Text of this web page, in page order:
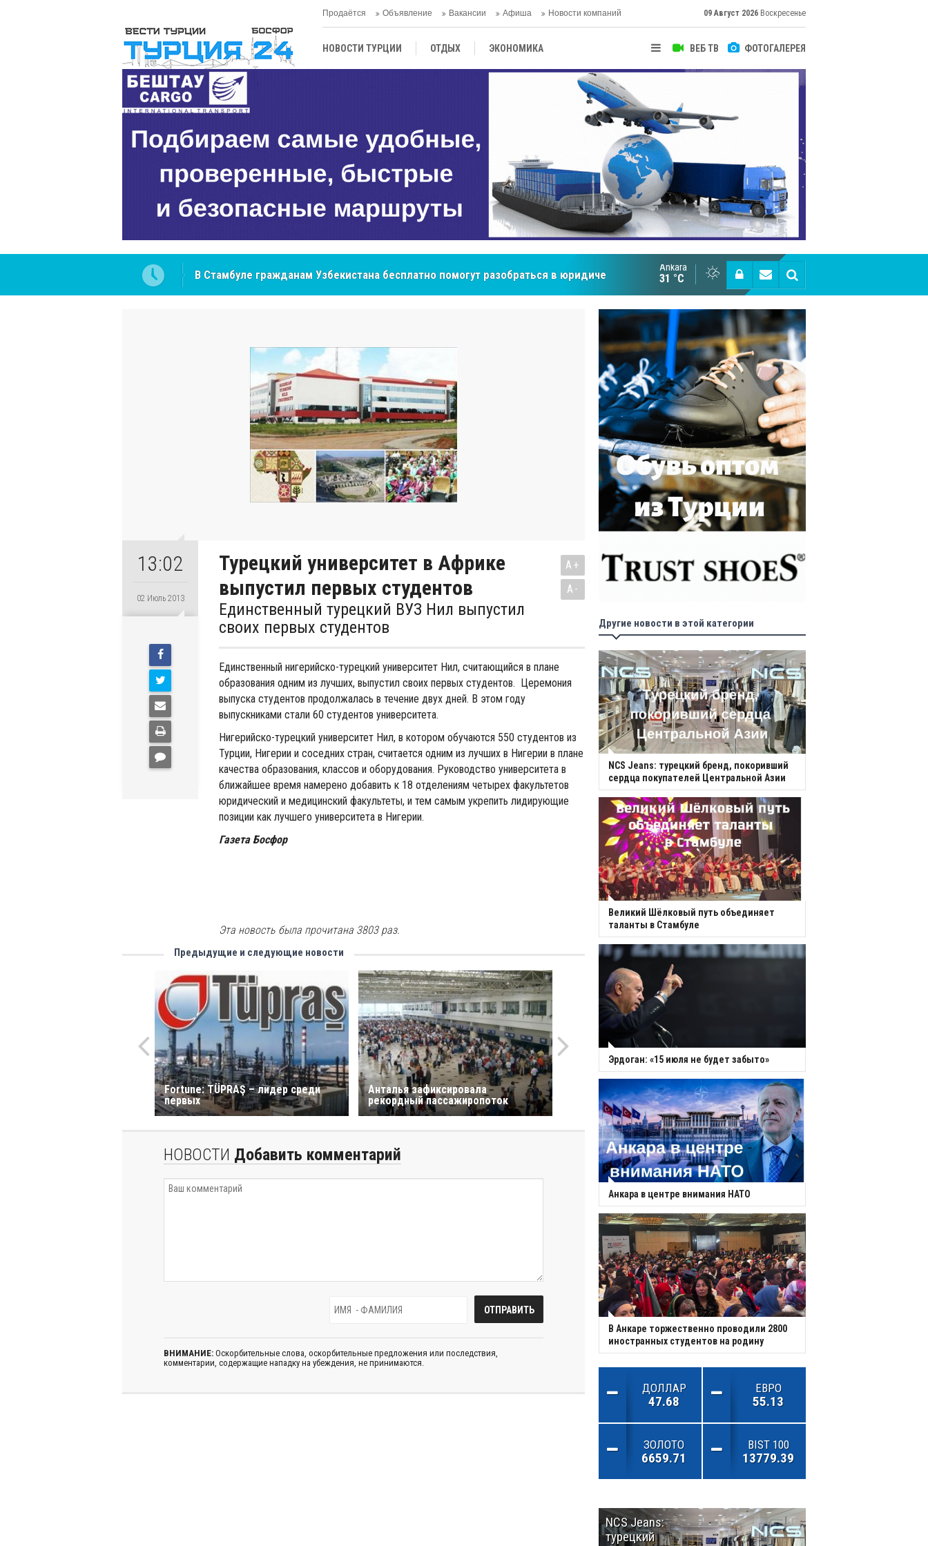
Продаётся Объявление Вакансии Афиша Новости компаний 09 Август 2026 Воскресенье
ВЕБ ТВ ФОТОГАЛЕРЕЯ
НОВОСТИ ТУРЦИИ ОТДЫХ ЭКОНОМИКА
ЦЕНТРАЛЬНАЯ АЗИЯ
В Стамбуле гражданам Узбекистана бесплатно помогут разобраться в юридических
NCS Jeans: турецкий бренд, покоривший сердца покупателей Центральной Азии
Cottonhill покоряет мировые рынки
Ankara
31 °C
13:02
02 Июль 2013
Турецкий университет в Африке
выпустил первых студентов
Единственный турецкий ВУЗ Нил выпустил
своих первых студентов
A+
A-
Единственный нигерийско-турецкий университет Нил, считающийся в плане
образования одним из лучших, выпустил своих первых студентов. Церемония
выпуска студентов продолжалась в течение двух дней. В этом году
выпускниками стали 60 студентов университета.
Нигерийско-турецкий университет Нил, в котором обучаются 550 студентов из
Турции, Нигерии и соседних стран, считается одним из лучших в Нигерии в плане
качества образования, классов и оборудования. Руководство университета в
ближайшее время намерено добавить к 18 отделениям четырех факультетов
юридический и медицинский факультеты, и тем самым укрепить лидирующие
позиции как лучшего университета в Нигерии.
Газета Босфор
Эта новость была прочитана 3803 раз.
Предыдущие и следующие новости
Fortune: TÜPRAŞ – лидер среди
первых
Анталья зафиксировала
рекордный пассажиропоток
НОВОСТИ Добавить комментарий
ВНИМАНИЕ: Оскорбительные слова, оскорбительные предложения или последствия,
комментарии, содержащие нападку на убеждения, не принимаются.
Другие новости в этой категории
NCS Jeans: турецкий бренд, покоривший
сердца покупателей Центральной Азии
Великий Шёлковый путь объединяет
таланты в Стамбуле
Эрдоган: «15 июля не будет забыто»
Анкара в центре внимания НАТО
В Анкаре торжественно проводили 2800
иностранных студентов на родину
ДОЛЛАР
47.68
ЕВРО
55.13
ЗОЛОТО
6659.71
BIST 100
13779.39
NCS Jeans:
турецкий